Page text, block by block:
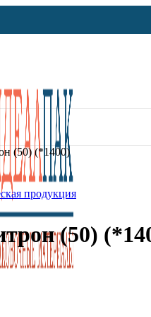
продукция
(50) (*1400)
(50)